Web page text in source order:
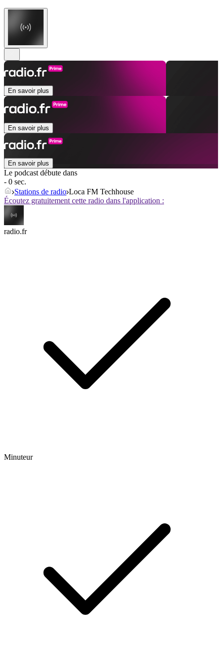
En savoir plus
En savoir plus
En savoir plus
Le podcast débute dans
- 0 sec.
Stations de radio Loca FM Techhouse
Écoutez gratuitement cette radio dans l'application :
radio.fr
Minuteur